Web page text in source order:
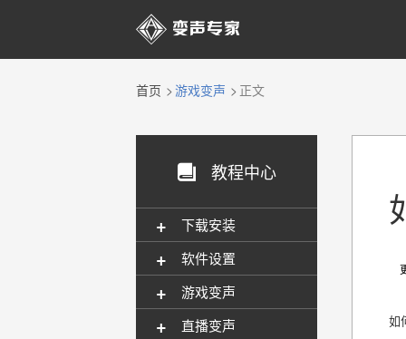

首页 游戏变声 正文
 教程中心
下载安装
+
软件设置
+
游戏变声
+
直播变声
+
如